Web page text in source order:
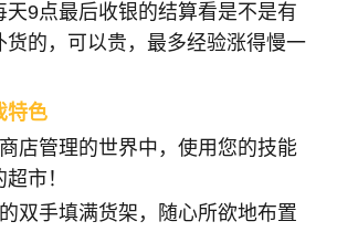
天9点最后收银的结算看是不是有
货的，可以贵，最多经验涨得慢一
特色
店管理的世界中，使用您的技能
市！
双手填满货架，随心所欲地布置